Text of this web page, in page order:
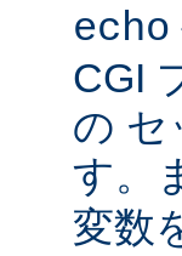
echo
CGI
の セ
す。
変数